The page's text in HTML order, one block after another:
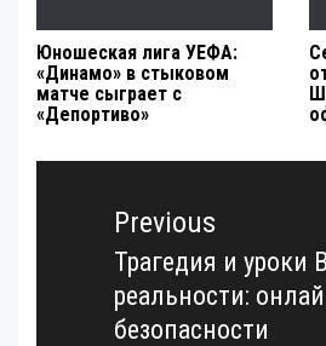
Юношеская лига УЕФА:
«Динамо» в стыковом
матче сыграет с
«Депортиво»
Навигация
записямPrevious
Previous
post:
Трагедия и
реальности:
безопасности